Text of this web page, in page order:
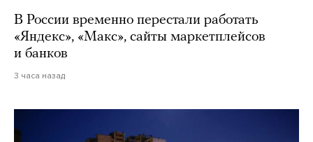
В России временно перестали работать
«Яндекс», «Макс», сайты маркетплейсов
и банков
3 часа назад